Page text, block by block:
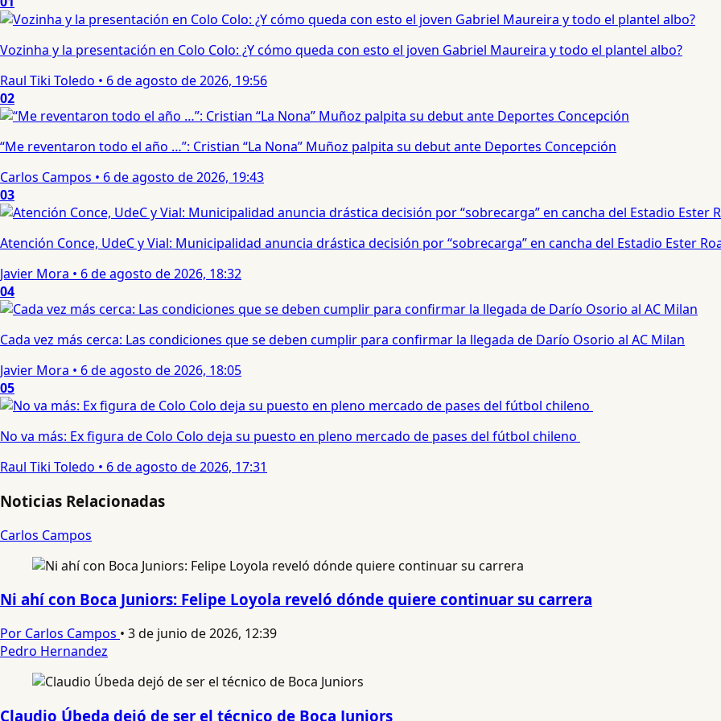
Vozinha y la presentación en Colo Colo: ¿Y cómo queda con esto el joven Gabriel Maureira y todo el plantel albo?
Raul Tiki Toledo • 6 de agosto de 2026, 19:56
02
“Me reventaron todo el año …”: Cristian “La Nona” Muñoz palpita su debut ante Deportes Concepción
Carlos Campos • 6 de agosto de 2026, 19:43
03
Atención Conce, UdeC y Vial: Municipalidad anuncia drástica decisión por “sobrecarga” en cancha del Estadio Ester
Javier Mora • 6 de agosto de 2026, 18:32
04
Cada vez más cerca: Las condiciones que se deben cumplir para confirmar la llegada de Darío Osorio al AC Milan
Javier Mora • 6 de agosto de 2026, 18:05
05
No va más: Ex figura de Colo Colo deja su puesto en pleno mercado de pases del fútbol chileno
Raul Tiki Toledo • 6 de agosto de 2026, 17:31
Noticias Relacionadas
Carlos Campos
Ni ahí con Boca Juniors: Felipe Loyola reveló dónde quiere continuar su carrera
Por Carlos Campos • 3 de junio de 2026, 12:39
Pedro Hernandez
Claudio Úbeda dejó de ser el técnico de Boca Juniors